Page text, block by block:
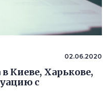
02.06.2020
Киеве, Харькове,
с